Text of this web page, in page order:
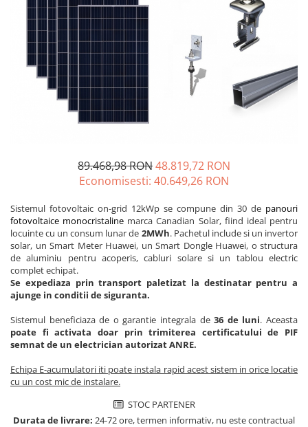
Incarcatoare acumulatori
Panouri fotovoltaice
Sisteme prindere panouri
fotovoltaice
Invertoare On-grid
Invertoare Off-grid
Controlere solare
MPPT
PWM
Convertoare de tensiune
Sisteme de stocare energie
LiFePO4
Pachete complete stocare energie
Sisteme de Stocare Comerciale
Sisteme fotovoltaice complete
Sisteme fotovoltaice de putere
Sisteme fotovoltaice profesionale
89.468,98 RON48.819,72 RON
Economisesti: 40.649,26 RON
Sistemul fotovoltaic on-grid 12kWp se compune din 30 de panouri
fotovoltaice monocristaline marca Canadian Solar, fiind ideal pentru
locuinte cu un consum lunar de 2MWh. Pachetul include si un invertor
solar, un Smart Meter Huawei, un Smart Dongle Huawei, o structura
de aluminiu pentru acoperis, cabluri solare si un tablou electric
complet echipat.
Se expediaza prin transport paletizat la destinatar pentru a
ajunge in conditii de siguranta.
Sistemul beneficiaza de o garantie integrala de36 de luni. Aceasta
poate fi activata doar prin trimiterea certificatului de PIF
semnat de un electrician autorizat ANRE.
Echipa E-acumulatori iti poate instala rapid acest sistem in orice locatie
cu un cost mic de instalare.
STOC PARTENER
Durata de livrare: 24-72 ore, termen informativ, nu este contractual